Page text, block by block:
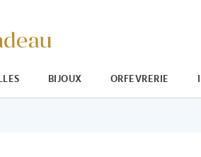
BIJOUX ORFEVRERIE